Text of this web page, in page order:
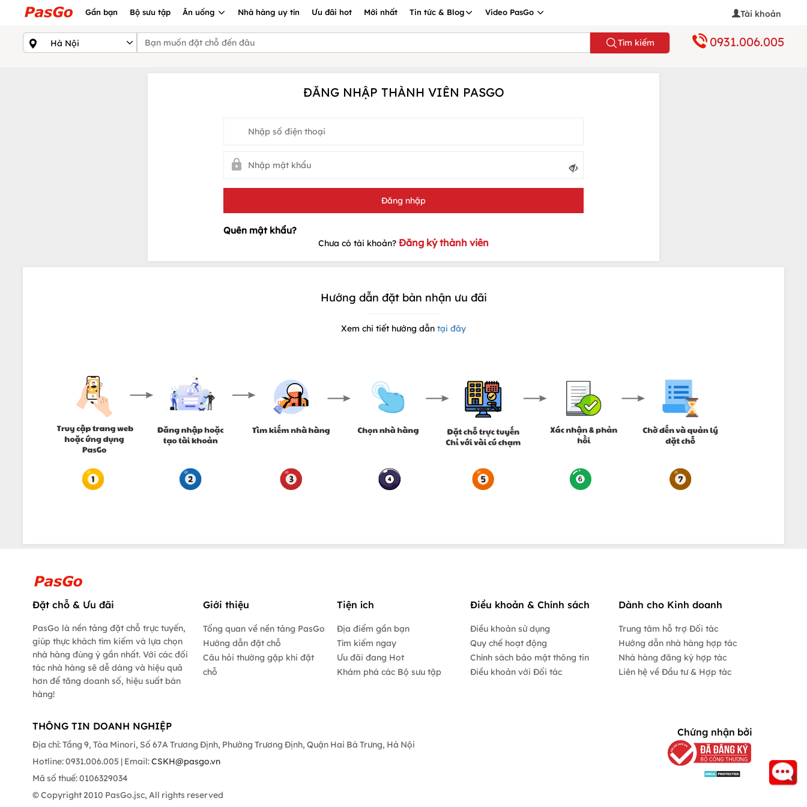
Gần bạn Bộ sưu tập Ăn uống Nhà hàng uy tín Ưu đãi hot Mới nhất Tin tức & Blog Video PasGo Tài khoản
Tìm kiếm 0931.006.005
ĐĂNG NHẬP THÀNH VIÊN PASGO
Chưa có tài khoản? Đăng ký thành viên
Hướng dẫn đặt bàn nhận ưu đãi
Xem chi tiết hướng dẫn tại đây
Đặt chỗ & Ưu đãi
PasGo là nền tảng đặt chỗ trực tuyến,
giúp thực khách tìm kiếm và lựa chọn
nhà hàng đúng ý gần nhất. Với các đối
tác nhà hàng sẽ dễ dàng và hiệu quả
hơn để tăng doanh số, hiệu suất bán
hàng!
Giới thiệu
Tổng quan về nền tảng PasGo
Hướng dẫn đặt chỗ
Câu hỏi thường gặp khi đặt
chỗ
Tiện ích
Địa điểm gần bạn
Tìm kiếm ngay
Ưu đãi đang Hot
Khám phá các Bộ sưu tập
Điều khoản & Chính sách
Điều khoản sử dụng
Quy chế hoạt động
Chính sách bảo mật thông tin
Điều khoản với Đối tác
Dành cho Kinh doanh
Trung tâm hỗ trợ Đối tác
Hướng dẫn nhà hàng hợp tác
Nhà hàng đăng ký hợp tác
Liên hệ về Đầu tư & Hợp tác
THÔNG TIN DOANH NGHIỆP
Địa chỉ: Tầng 9, Tòa Minori, Số 67A Trương Định, Phường Trương Định, Quận Hai Bà Trưng, Hà Nội
Hotline: 0931.006.005 | Email:CSKH@pasgo.vn
Mã số thuế: 0106329034
© Copyright 2010 PasGo.jsc, All rights reserved
Chứng nhận bởi